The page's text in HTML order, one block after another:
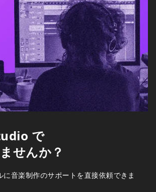
で
せんか？
に音楽制作のサポートを直接依頼できま